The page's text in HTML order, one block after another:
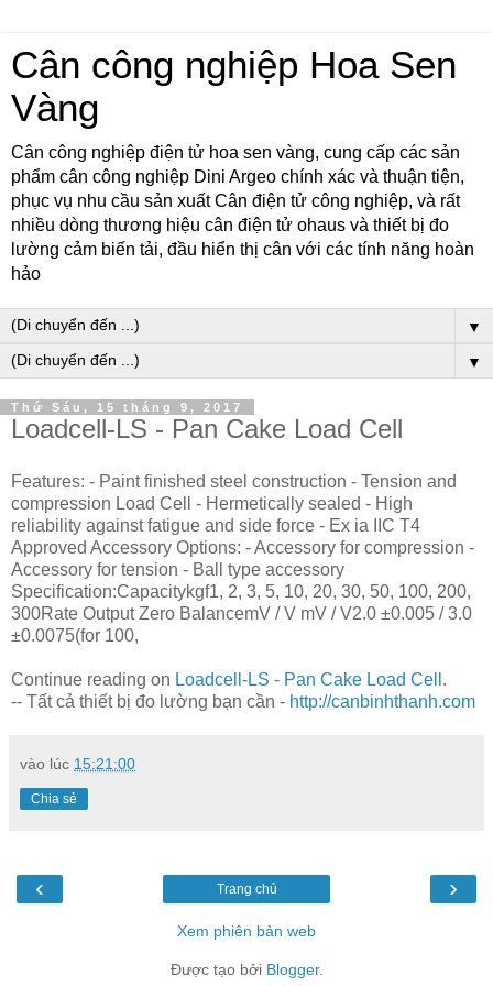
Cân công nghiệp Hoa Sen
Vàng
Cân công nghiệp điện tử hoa sen vàng, cung cấp các sản
phẩm cân công nghiệp Dini Argeo chính xác và thuận tiện,
phục vụ nhu cầu sản xuất Cân điện tử công nghiệp, và rất
nhiều dòng thương hiệu cân điện tử ohaus và thiết bị đo
lường cảm biến tải, đầu hiển thị cân với các tính năng hoàn
hảo
▼
▼
Thứ Sáu, 15 tháng 9, 2017
Loadcell-LS - Pan Cake Load Cell
Features: - Paint finished steel construction - Tension and
compression Load Cell - Hermetically sealed - High
reliability against fatigue and side force - Ex ia IIC T4
Approved Accessory Options: - Accessory for compression -
Accessory for tension - Ball type accessory
Specification:Capacitykgf1, 2, 3, 5, 10, 20, 30, 50, 100, 200,
300Rate Output Zero BalancemV / V mV / V2.0 ±0.005 / 3.0
±0.0075(for 100,
Continue reading on Loadcell-LS - Pan Cake Load Cell .
-- Tất cả thiết bị đo lường bạn cần - http://canbinhthanh.com
vào lúc 15:21:00
Chia sẻ
‹ ›
Trang chủ
Xem phiên bản web
Được tạo bởi Blogger.